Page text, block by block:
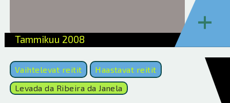
Tammikuu 2008
+
Vaihtelevat reitit
Haastavat reitit
Levada da Ribeira da Janela